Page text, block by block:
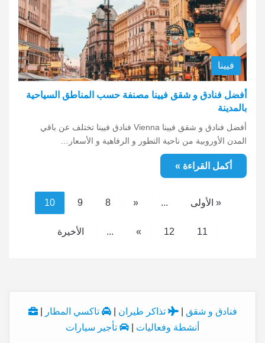
فيينا
أفضل فنادق و شقق فيينا مصنفة حسب المناطق السياحية
بالمدينة
أفضل فنادق و شقق فيينا Vienna فنادق فيينا تختلف عن باقي
المدن الأوروبية من ناحية التطور و الرفاهية و الأسعار…
أكمل القراءة »
« الأولى ...
«
8
9
10
11
12
»
... الأخيرة
فنادق و شقق | تذاكر طيران | تاكسي المطار
|
أنشطة وفعاليات
تأجير سيارات